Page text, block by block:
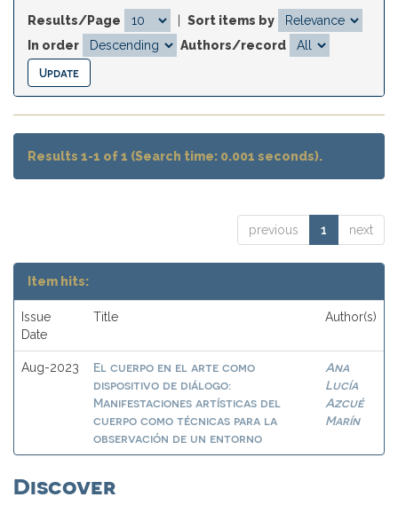
Results/Page
Sort items by
In order
Authors/record
Results 1-1 of 1 (Search time: 0.001 seconds).
previous 1 next
Item hits:
Issue
Date
Title Author(s)
Aug-2023
El cuerpo en el arte como
dispositivo de diálogo:
Manifestaciones artísticas del
cuerpo como técnicas para la
observación de un entorno
Ana
Lucía
Azcué
Marín
Discover